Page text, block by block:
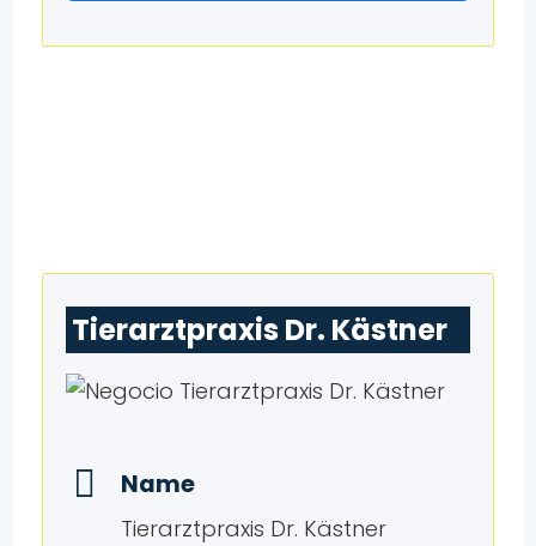
Tierarztpraxis Dr. Kästner
Name
Tierarztpraxis Dr. Kästner